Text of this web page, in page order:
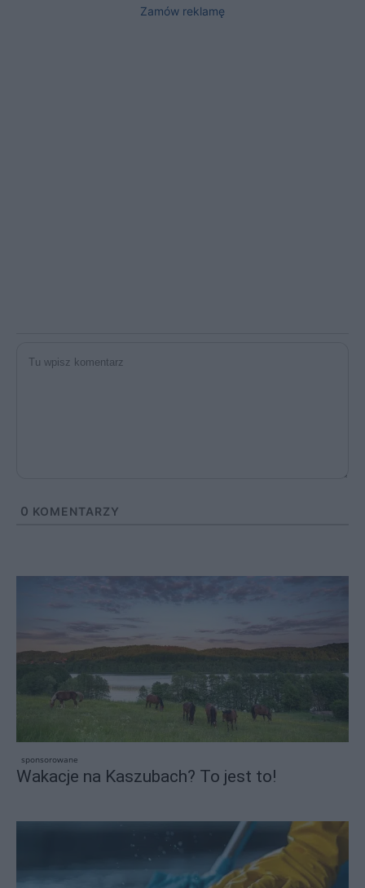
Zamów reklamę
0 KOMENTARZY
sponsorowane
Wakacje na Kaszubach? To jest to!